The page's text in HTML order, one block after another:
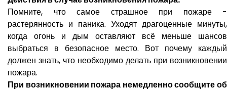
Помните, что самое страшное при пожаре -
растерянность и паника. Уходят драгоценные минуты,
когда огонь и дым оставляют всё меньше шансов
выбраться в безопасное место. Вот почему каждый
должен знать, что необходимо делать при возникновении
пожара.
При возникновении пожара немедленно сообщите об